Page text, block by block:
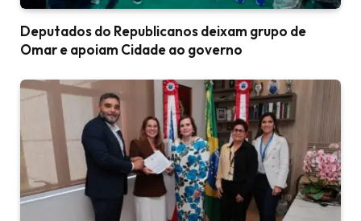
Deputados do Republicanos deixam grupo de
Omar e apoiam Cidade ao governo